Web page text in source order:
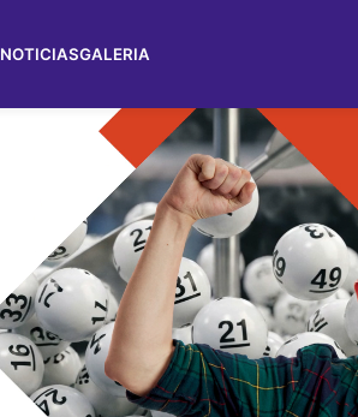
NOTICIASGALERIA